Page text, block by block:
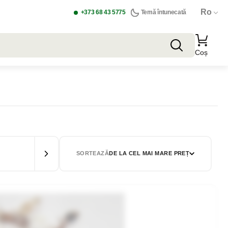
+373 68 43 5775 Temă întunecată Ro
Coș
SORTEAZĂDE LA CEL MAI MARE PREȚ